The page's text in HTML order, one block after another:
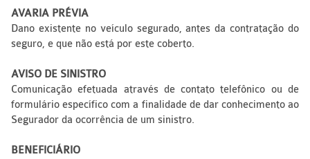
AVARIA PRÉVIA
Dano existente no veículo segurado, antes da contratação do
seguro, e que não está por este coberto.
AVISO DE SINISTRO
Comunicação efetuada através de contato telefônico ou de
formulário específico com a finalidade de dar conhecimento ao
Segurador da ocorrência de um sinistro.
BENEFICIÁRIO